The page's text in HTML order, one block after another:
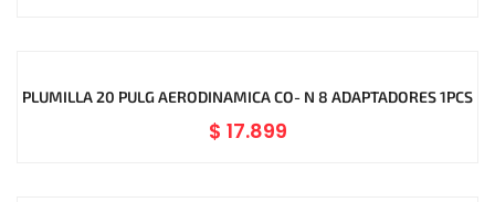
PLUMILLA 20 PULG AERODINAMICA CO- N 8 ADAPTADORES 1PCS
$ 17.899